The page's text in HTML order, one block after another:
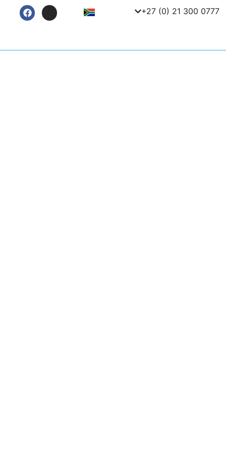
+27 (0) 21 300 0777